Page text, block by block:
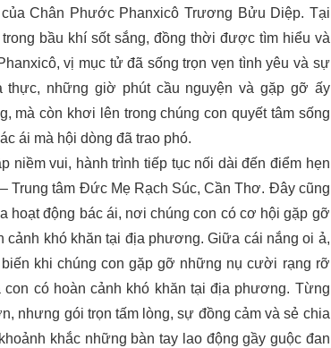
Chân Phước Phanxicô Trương Bửu Diệp. Tại
bầu khí sốt sắng, đồng thời được tìm hiểu và
vị mục tử đã sống trọn vẹn tình yêu và sự
thực, những giờ phút cầu nguyện và gặp gỡ ấy
mà còn khơi lên trong chúng con quyết tâm sống
ái mà hội dòng đã trao phó.
vui, hành trình tiếp tục nối dài đến điểm hẹn
Trung tâm Đức Mẹ Rạch Súc, Cần Thơ. Đây cũng
hoạt động bác ái, nơi chúng con có cơ hội gặp gỡ
khó khăn tại địa phương. Giữa cái nắng oi ả,
khi chúng con gặp gỡ những nụ cười rạng rỡ
có hoàn cảnh khó khăn tại địa phương. Từng
nhưng gói trọn tấm lòng, sự đồng cảm và sẻ chia
khắc những bàn tay lao động gầy guộc đan